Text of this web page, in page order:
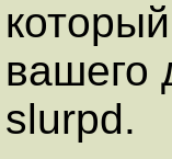
вашего
slurpd.